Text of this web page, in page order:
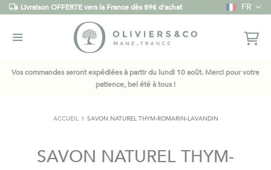
Livraison OFFERTE vers la France dès 89€ d'achat LangueFR
Vos commandes seront expédiées à partir du lundi 10 août. Merci pour votre
patience, bel été à tous !
ACCUEIL SAVON NATUREL THYM-ROMARIN-LAVANDIN
SAVON NATUREL THYM-